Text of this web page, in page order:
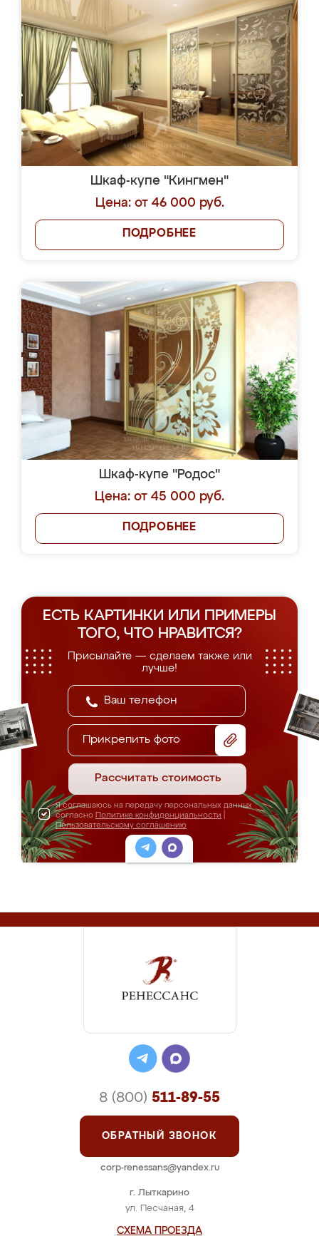
Шкаф-купе "Кингмен"
Цена: от 46 000 руб.
ПОДРОБНЕЕ
Шкаф-купе "Родос"
Цена: от 45 000 руб.
ПОДРОБНЕЕ
ЕСТЬ КАРТИНКИ ИЛИ ПРИМЕРЫ
ТОГО, ЧТО НРАВИТСЯ?
Присылайте — сделаем также или
лучше!
Прикрепить фото
Рассчитать стоимость
Я соглашаюсь на передачу персональных данных
согласно Политике конфиденциальности
Пользовательскому соглашению
г. Лыткарино
ул. Песчаная, 4
СХЕМА ПРОЕЗДА
8 (800) 511-89-55
ОБРАТНЫЙ ЗВОНОК
corp-renessans@yandex.ru